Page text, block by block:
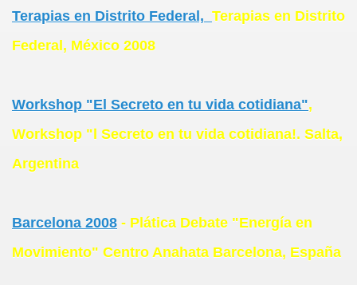
Terapias en Distrito Federal, Terapias en Distrito
Federal, México 2008
Workshop "El Secreto en tu vida cotidiana",
Workshop "l Secreto en tu vida cotidiana!. Salta,
Argentina
Barcelona 2008 - Plática Debate "Energía en
Movimiento" Centro Anahata Barcelona, España